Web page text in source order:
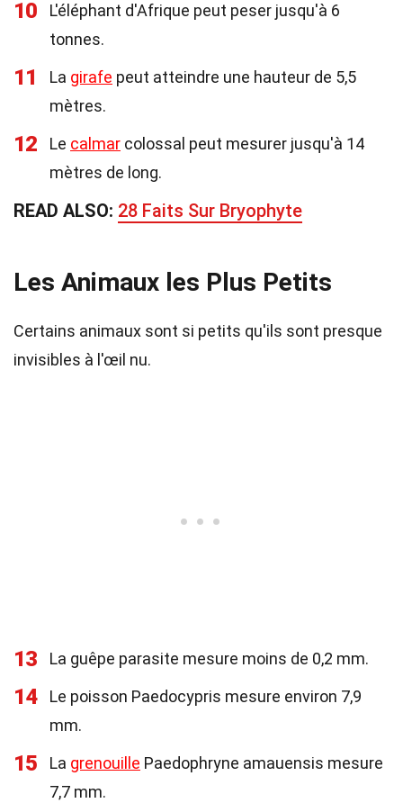
10
L'éléphant d'Afrique peut peser jusqu'à 6
tonnes.
11 La girafe peut atteindre une hauteur de 5,5
mètres.
12 Le calmar colossal peut mesurer jusqu'à 14
mètres de long.
READ ALSO: 28 Faits Sur Bryophyte
Les Animaux les Plus Petits
Certains animaux sont si petits qu'ils sont presque
invisibles à l'œil nu.
13 La guêpe parasite mesure moins de 0,2 mm.
14
Le poisson Paedocypris mesure environ 7,9
mm.
15 La grenouille Paedophryne amauensis mesure
7,7 mm.